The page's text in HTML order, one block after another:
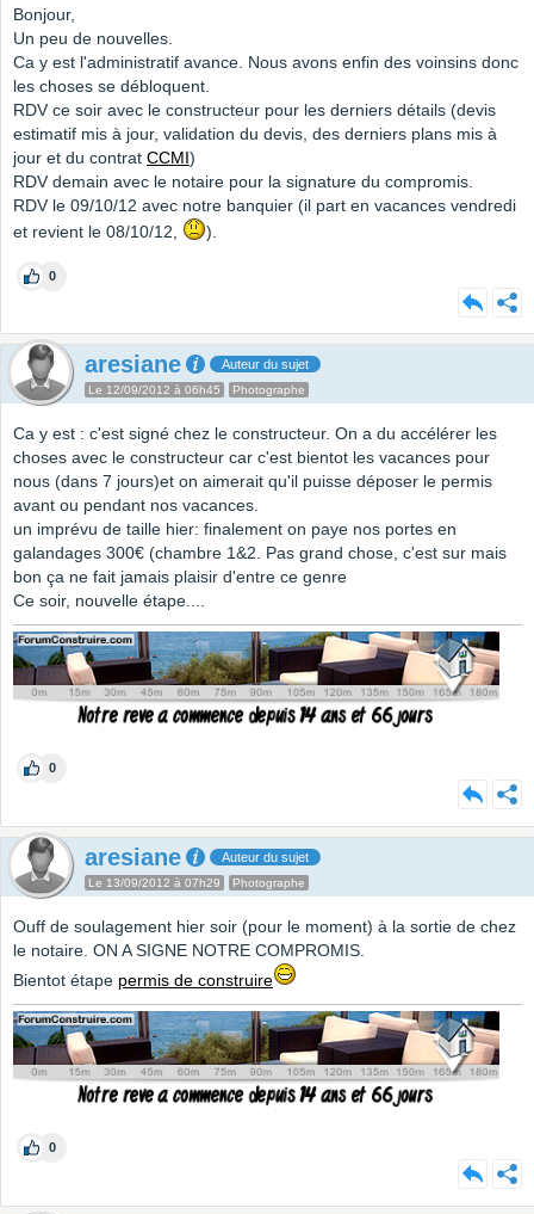
Bonjour,
Un peu de nouvelles.
Ca y est l'administratif avance. Nous avons enfin des voinsins donc
les choses se débloquent.
RDV ce soir avec le constructeur pour les derniers détails (devis
estimatif mis à jour, validation du devis, des derniers plans mis à
jour et du contrat CCMI)
RDV demain avec le notaire pour la signature du compromis.
RDV le 09/10/12 avec notre banquier (il part en vacances vendredi
et revient le 08/10/12,
).
0
aresiane Auteur du sujet
Le 12/09/2012 à 06h45 Photographe
Ca y est : c'est signé chez le constructeur. On a du accélérer les
choses avec le constructeur car c'est bientot les vacances pour
nous (dans 7 jours)et on aimerait qu'il puisse déposer le permis
avant ou pendant nos vacances.
un imprévu de taille hier: finalement on paye nos portes en
galandages 300€ (chambre 1&2. Pas grand chose, c'est sur mais
bon ça ne fait jamais plaisir d'entre ce genre
Ce soir, nouvelle étape....
0
aresiane Auteur du sujet
Le 13/09/2012 à 07h29 Photographe
Ouff de soulagement hier soir (pour le moment) à la sortie de chez
le notaire. ON A SIGNE NOTRE COMPROMIS.
Bientot étape permis de construire
0